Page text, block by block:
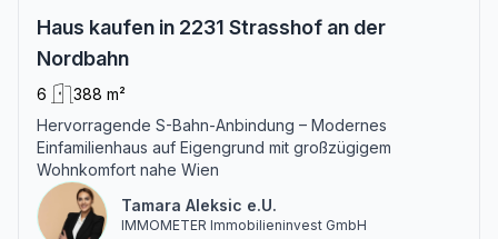
Haus kaufen in 2231 Strasshof an der
Nordbahn
6
388 m²
Hervorragende S-Bahn-Anbindung – Modernes
Einfamilienhaus auf Eigengrund mit großzügigem
Wohnkomfort nahe Wien
Tamara Aleksic e.U.
IMMOMETER Immobilieninvest GmbH